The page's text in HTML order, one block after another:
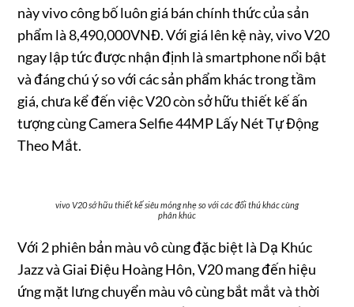
này vivo công bố luôn giá bán chính thức của sản
phẩm là 8,490,000VNĐ. Với giá lên kệ này, vivo V20
ngay lập tức được nhận định là smartphone nổi bật
và đáng chú ý so với các sản phẩm khác trong tầm
giá, chưa kể đến việc V20 còn sở hữu thiết kế ấn
tượng cùng Camera Selfie 44MP Lấy Nét Tự Động
Theo Mắt.
vivo V20 sở hữu thiết kế siêu mỏng nhẹ so với các đối thủ khác cùng
phân khúc
Với 2 phiên bản màu vô cùng đặc biệt là Dạ Khúc
Jazz và Giai Điệu Hoàng Hôn, V20 mang đến hiệu
ứng mặt lưng chuyển màu vô cùng bắt mắt và thời